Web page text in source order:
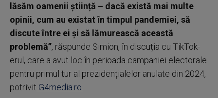
lăsăm oamenii știință – dacă există mai multe
opinii, cum au existat în timpul pandemiei, să
discute între ei și să lămurească această
problemă”, răspunde Simion, în discuția cu TikTok-
erul, care a avut loc în perioada campaniei electorale
pentru primul tur al prezidențialelor anulate din 2024,
potrivit G4media.ro.